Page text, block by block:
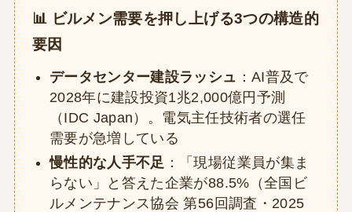
📊 ビルメン需要を押し上げる3つの構造的
要因
データセンター建設ラッシュ ：AI普及で
2028年に建設投資1兆2,000億円予測
（IDC Japan）。電気主任技術者の選任
需要が急増している
慢性的な人手不足 ：「現場従業員が集ま
らない」と答えた企業が88.5%（全国ビ
ルメンテナンス協会 第56回調査・2025